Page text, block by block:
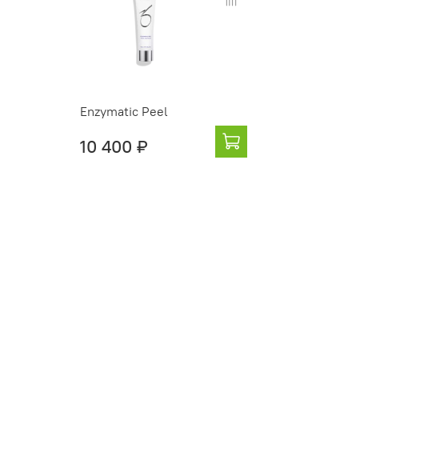
Enzymatic Peel
10 400 ₽